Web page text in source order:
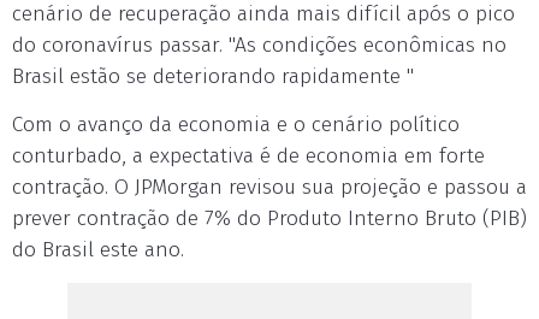
cenário de recuperação ainda mais difícil após o pico
do coronavírus passar. "As condições econômicas no
Brasil estão se deteriorando rapidamente "
Com o avanço da economia e o cenário político
conturbado, a expectativa é de economia em forte
contração. O JPMorgan revisou sua projeção e passou a
prever contração de 7% do Produto Interno Bruto (PIB)
do Brasil este ano.